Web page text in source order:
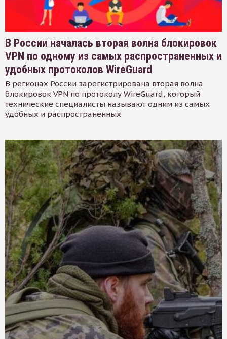
В России началась вторая волна блокировок
VPN по одному из самых распространенных и
удобных протоколов WireGuard
В регионах России зарегистрирована вторая волна
блокировок VPN по протоколу WireGuard, который
технические специалисты называют одним из самых
удобных и распространенных